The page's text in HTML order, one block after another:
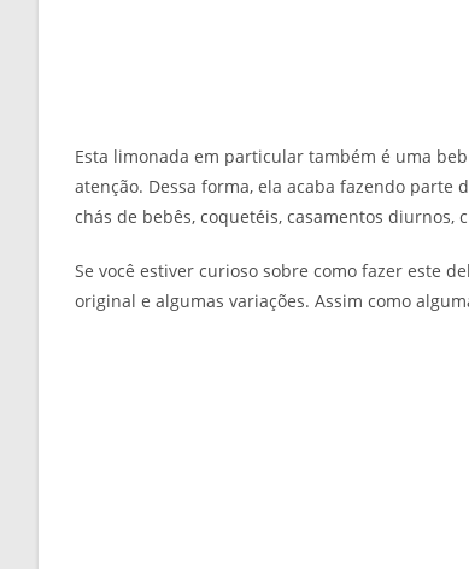
Esta limonada em particular também é uma
atenção. Dessa forma, ela acaba fazendo parte
chás de bebês, coquetéis, casamentos diurnos,
Se você estiver curioso sobre como fazer este
original e algumas variações. Assim como